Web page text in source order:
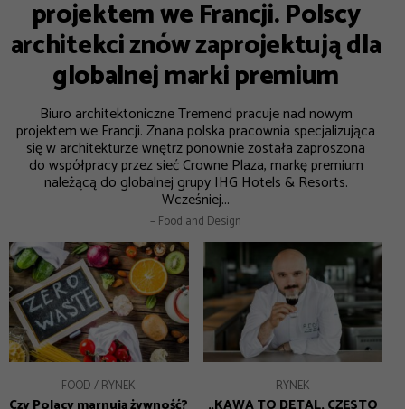
projektem we Francji. Polscy
architekci znów zaprojektują dla
globalnej marki premium
Biuro architektoniczne Tremend pracuje nad nowym
projektem we Francji. Znana polska pracownia specjalizująca
się w architekturze wnętrz ponownie została zaproszona
do współpracy przez sieć Crowne Plaza, markę premium
należącą do globalnej grupy IHG Hotels & Resorts.
Wcześniej...
– Food and Design
FOOD RYNEK RYNEK